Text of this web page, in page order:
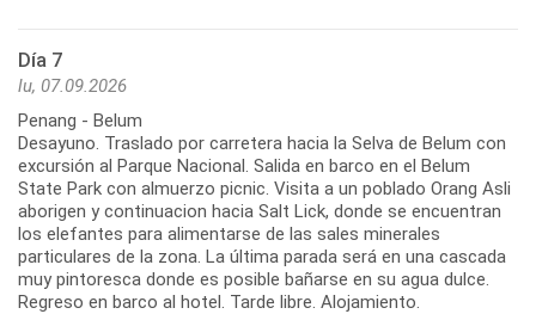
Día 7
lu, 07.09.2026
Penang - Belum
Desayuno. Traslado por carretera hacia la Selva de Belum con
excursión al Parque Nacional. Salida en barco en el Belum
State Park con almuerzo picnic. Visita a un poblado Orang Asli
aborigen y continuacion hacia Salt Lick, donde se encuentran
los elefantes para alimentarse de las sales minerales
particulares de la zona. La última parada será en una cascada
muy pintoresca donde es posible bañarse en su agua dulce.
Regreso en barco al hotel. Tarde libre. Alojamiento.